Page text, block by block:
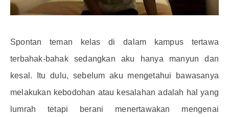
Spontan teman kelas di dalam kampus tertawa
terbahak-bahak sedangkan aku hanya manyun dan
kesal. Itu dulu, sebelum aku mengetahui bawasanya
melakukan kebodohan atau kesalahan adalah hal yang
lumrah tetapi berani menertawakan mengenai